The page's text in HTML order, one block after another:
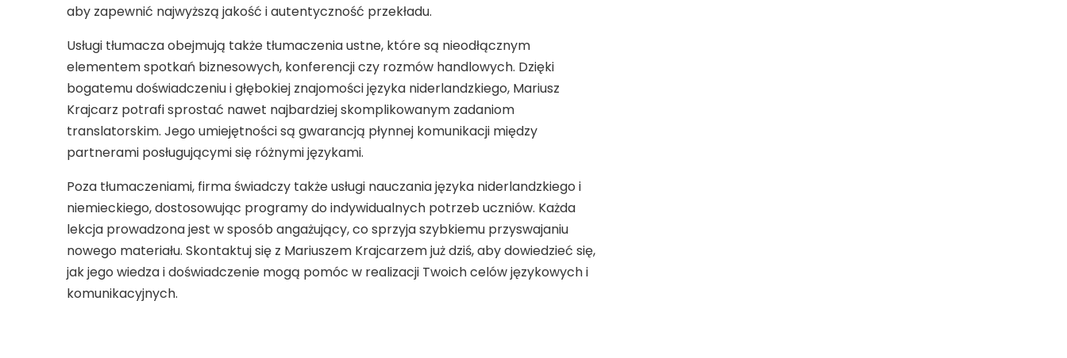
aby zapewnić najwyższą jakość i autentyczność przekładu.
Usługi tłumacza obejmują także tłumaczenia ustne, które są nieodłącznym
elementem spotkań biznesowych, konferencji czy rozmów handlowych. Dzięki
bogatemu doświadczeniu i głębokiej znajomości języka niderlandzkiego, Mariusz
Krajcarz potrafi sprostać nawet najbardziej skomplikowanym zadaniom
translatorskim. Jego umiejętności są gwarancją płynnej komunikacji między
partnerami posługującymi się różnymi językami.
Poza tłumaczeniami, firma świadczy także usługi nauczania języka niderlandzkiego i
niemieckiego, dostosowując programy do indywidualnych potrzeb uczniów. Każda
lekcja prowadzona jest w sposób angażujący, co sprzyja szybkiemu przyswajaniu
nowego materiału. Skontaktuj się z Mariuszem Krajcarzem już dziś, aby dowiedzieć się,
jak jego wiedza i doświadczenie mogą pomóc w realizacji Twoich celów językowych i
komunikacyjnych.